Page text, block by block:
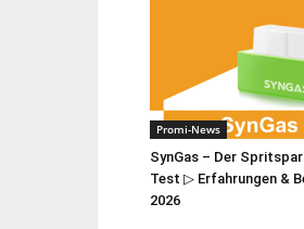
Promi-News
SynGas – Der
Test ▷ Erfahrungen &
2026